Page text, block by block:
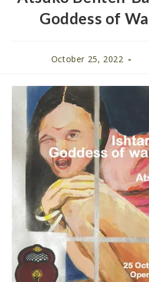
Goddess of
October 25, 2022